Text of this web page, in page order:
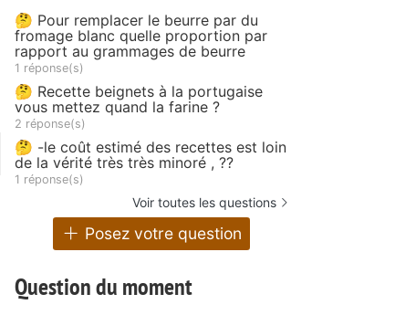
🤔 Pour remplacer le beurre par du
fromage blanc quelle proportion par
rapport au grammages de beurre
1 réponse(s)
🤔 Recette beignets à la portugaise
vous mettez quand la farine ?
2 réponse(s)
🤔 -le coût estimé des recettes est loin
de la vérité très très minoré , ??
1 réponse(s)
Voir toutes les questions
Posez votre question
Question du moment